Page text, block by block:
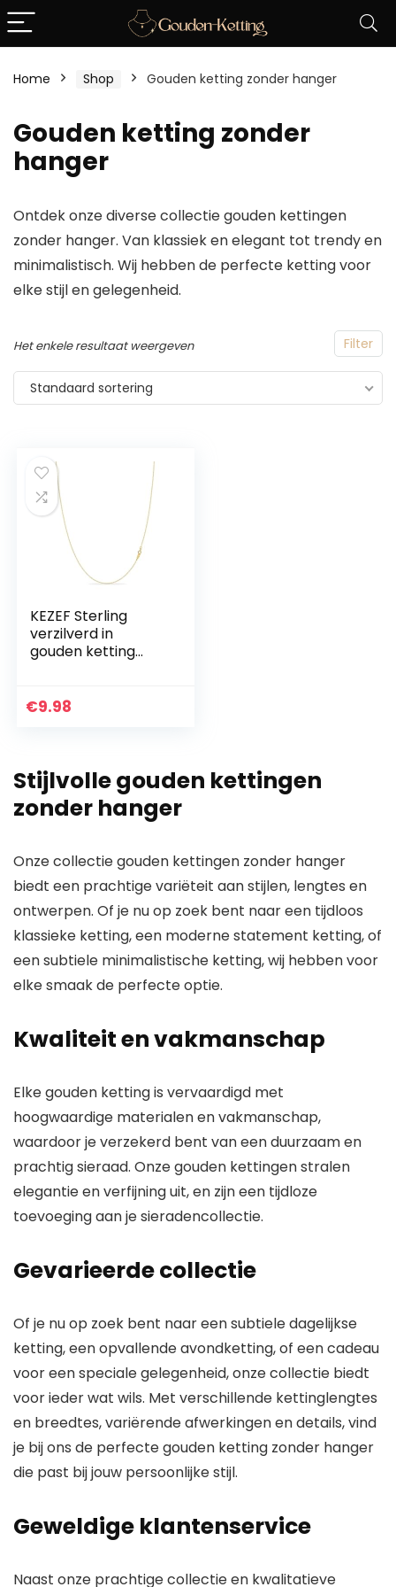
Home Shop Gouden ketting zonder hanger
Gouden ketting zonder
hanger
Ontdek onze diverse collectie gouden kettingen
zonder hanger. Van klassiek en elegant tot trendy en
minimalistisch. Wij hebben de perfecte ketting voor
elke stijl en gelegenheid.
Filter
Het enkele resultaat weergeven
Standaard sortering
KEZEF Sterling
verzilverd in
gouden ketting
ketting | 1,3 mm
voor vrouwen |
Italiaans gemaakt
– geweldig voor
€9.98
Stijlvolle gouden kettingen
zonder hanger
Onze collectie gouden kettingen zonder hanger
biedt een prachtige variëteit aan stijlen, lengtes en
ontwerpen. Of je nu op zoek bent naar een tijdloos
klassieke ketting, een moderne statement ketting, of
een subtiele minimalistische ketting, wij hebben voor
elke smaak de perfecte optie.
Kwaliteit en vakmanschap
Elke gouden ketting is vervaardigd met
hoogwaardige materialen en vakmanschap,
waardoor je verzekerd bent van een duurzaam en
prachtig sieraad. Onze gouden kettingen stralen
elegantie en verfijning uit, en zijn een tijdloze
toevoeging aan je sieradencollectie.
Gevarieerde collectie
Of je nu op zoek bent naar een subtiele dagelijkse
ketting, een opvallende avondketting, of een cadeau
voor een speciale gelegenheid, onze collectie biedt
voor ieder wat wils. Met verschillende kettinglengtes
en breedtes, variërende afwerkingen en details, vind
je bij ons de perfecte gouden ketting zonder hanger
die past bij jouw persoonlijke stijl.
Geweldige klantenservice
Naast onze prachtige collectie en kwalitatieve